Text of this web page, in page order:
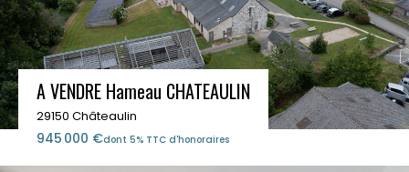
A VENDRE Hameau CHATEAULIN
29150 Châteaulin
945 000 €dont 5% TTC d'honoraires